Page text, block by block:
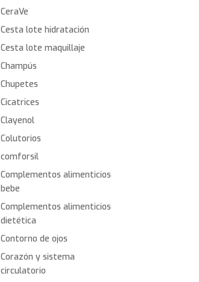
CeraVe
Cesta lote hidratación
Cesta lote maquillaje
Champús
Chupetes
Cicatrices
Clayenol
Colutorios
comforsil
Complementos alimenticios
bebe
Complementos alimenticios
dietética
Contorno de ojos
Corazón y sistema
circulatorio